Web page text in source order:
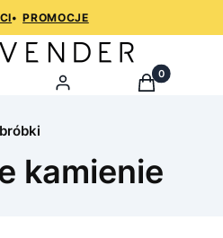
• PROMOCJE
Zaloguj Produkty w
Koszyk
kamienie